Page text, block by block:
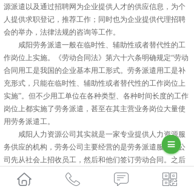
源派遣以及通过招聘网为企业提供人才的供应信息，为个
人提供求职登记，推荐工作；同时也为企业提供代理招聘
会的举办，法律法规的咨询等工作。
咸阳劳务派遣一般在临时性、辅助性或者替代性的工
作岗位上实施。《劳动合同法》第六十六条明确规定“劳动
合同用工是我国的企业基本用工形式。劳务派遣用工是补
充形式，只能在临时性、辅助性或者替代性的工作岗位上
实施”。但不少用工单位在各种类型、各种时间长度的工作
岗位上都实施了劳务派遣，甚至在其主营业务岗位大量使
用劳务派遣工。
咸阳人力资源公司其实就是一家专业提供人力资源服
务供应的机构，劳务公司主要经营的是劳务派遣服务。公
司先从社会上招收员工，然后和他们签订劳动合同。之后
再把员工派遣到用工企业工作，通过收取用工企业的管理
费赚取利润。劳务人员的劳动关系在劳务派遣公司，不在